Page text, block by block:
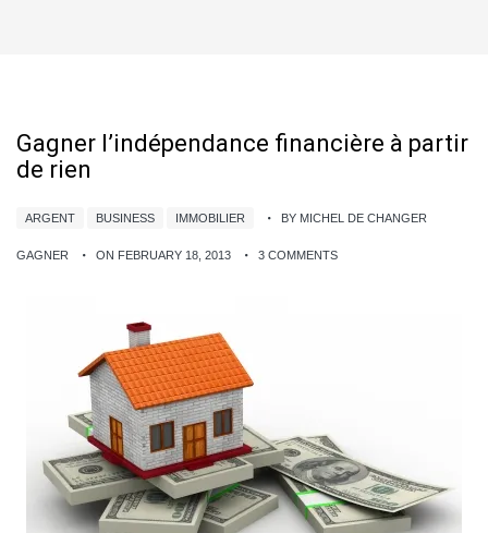
Gagner l’indépendance financière à partir
de rien
ARGENT BUSINESS IMMOBILIER BY MICHEL DE CHANGER
GAGNER ON FEBRUARY 18, 2013 3 COMMENTS